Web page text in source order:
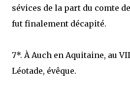
sévices de la part du comte
fut finalement décapité.
7*. À Auch en Aquitaine, au
Léotade, évêque.